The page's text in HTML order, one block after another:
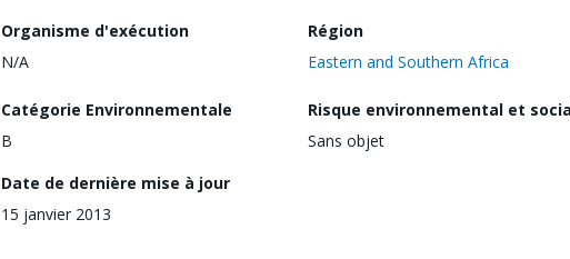
Organisme d'exécution
N/A
Région
Eastern and Southern Africa
Catégorie Environnementale
B
Risque environnemental et
Sans objet
Date de dernière mise à jour
15 janvier 2013